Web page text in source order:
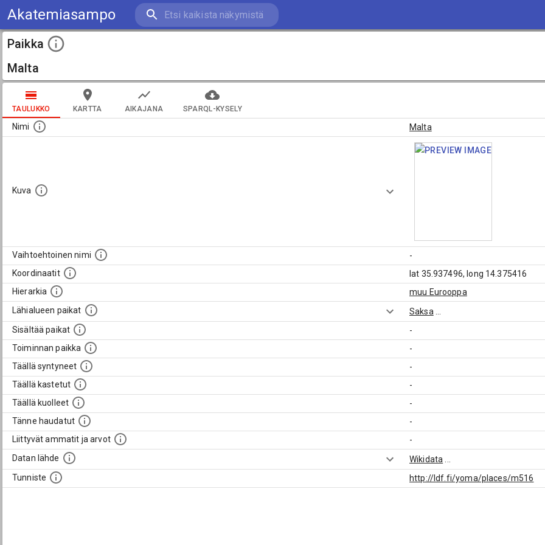
Akatemiasampo
Paikka
Malta
TAULUKKO KARTTA AIKAJANA SPARQL-KYSELY
Nimi Malta
Kuva
Vaihtoehtoinen nimi
-
Koordinaatit
lat 35.937496, long 14.375416
Hierarkia
muu Eurooppa
Lähialueen paikat
Saksa
Sisältää paikat
-
Toiminnan paikka
-
Täällä syntyneet
-
Täällä kastetut
-
Täällä kuolleet
-
Tänne haudatut
-
Liittyvät ammatit ja arvot
-
Datan lähde
Wikidata
Tunniste
http://ldf.fi/yoma/places/m516